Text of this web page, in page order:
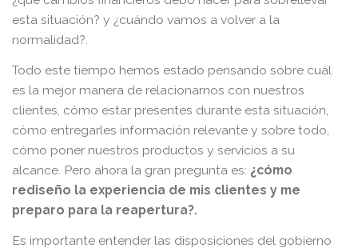
esta situación? y ¿cuándo vamos a volver a la
normalidad?.
Todo este tiempo hemos estado pensando sobre cuál
es la mejor manera de relacionarnos con nuestros
clientes, cómo estar presentes durante esta situación,
cómo entregarles información relevante y sobre todo,
cómo poner nuestros productos y servicios a su
alcance. Pero ahora la gran pregunta es: ¿cómo
rediseño la experiencia de mis clientes y me
preparo para la reapertura?.
Es importante entender las disposiciones del gobierno